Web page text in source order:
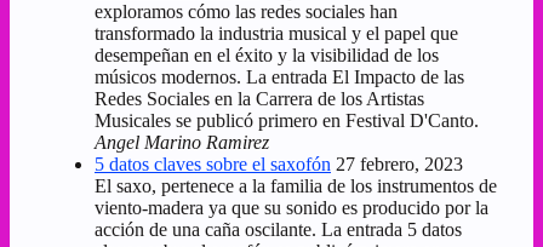
exploramos cómo las redes sociales han
transformado la industria musical y el papel que
desempeñan en el éxito y la visibilidad de los
músicos modernos. La entrada El Impacto de las
Redes Sociales en la Carrera de los Artistas
Musicales se publicó primero en Festival D'Canto.
Angel Marino Ramirez
5 datos claves sobre el saxofón 27 febrero, 2023
El saxo, pertenece a la familia de los instrumentos de
viento-madera ya que su sonido es producido por la
acción de una caña oscilante. La entrada 5 datos